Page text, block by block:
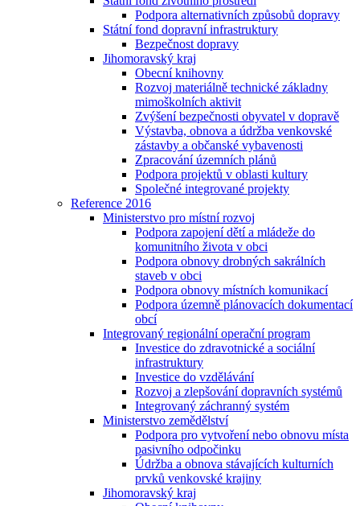
Podpora alternativních způsobů dopravy
Státní fond dopravní infrastruktury
Bezpečnost dopravy
Jihomoravský kraj
Obecní knihovny
Rozvoj materiálně technické základny
mimoškolních aktivit
Zvýšení bezpečnosti obyvatel v dopravě
Výstavba, obnova a údržba venkovské
zástavby a občanské vybavenosti
Zpracování územních plánů
Podpora projektů v oblasti kultury
Společné integrované projekty
Reference 2016
Ministerstvo pro místní rozvoj
Podpora zapojení dětí a mládeže do
komunitního života v obci
Podpora obnovy drobných sakrálních
staveb v obci
Podpora obnovy místních komunikací
Podpora územně plánovacích dokumentací
obcí
Integrovaný regionální operační program
Investice do zdravotnické a sociální
infrastruktury
Investice do vzdělávání
Rozvoj a zlepšování dopravních systémů
Integrovaný záchranný systém
Ministerstvo zemědělství
Podpora pro vytvoření nebo obnovu místa
pasivního odpočinku
Údržba a obnova stávajících kulturních
prvků venkovské krajiny
Jihomoravský kraj